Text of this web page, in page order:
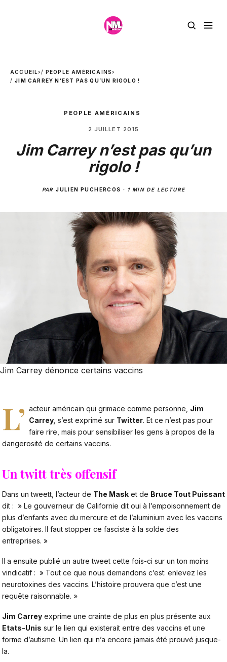
ACCUEIL› PEOPLE AMÉRICAINS›
JIM CARREY N’EST PAS QU’UN RIGOLO !
PEOPLE AMÉRICAINS
2 JUILLET 2015
Jim Carrey n’est pas qu’un
rigolo !
PARJULIEN PUCHERCOS · 1 MIN DE LECTURE
Jim Carrey dénonce certains vaccins
L’ acteur américain qui grimace comme personne, Jim
Carrey, s’est exprimé sur Twitter. Et ce n’est pas pour
faire rire, mais pour sensibiliser les gens à propos de la
dangerosité de certains vaccins.
Un twitt très offensif
Dans untweett, l’acteur de The Mask et de Bruce Tout Puissant
dit : » Le gouverneur de Californie dit oui à l’empoisonnement de
plus d’enfants avec du mercure et de l’aluminium avec les vaccins
obligatoires. Il faut stopper ce fasciste à la solde des
entreprises. »
Il a ensuite publié un autre tweet cette fois-ci sur un ton moins
vindicatif : » Tout ce que nous demandons c’est: enlevez les
neurotoxines des vaccins. L’histoire prouvera que c’est une
requête raisonnable. »
Jim Carrey exprime une crainte de plus en plus présente aux
Etats-Unis sur le lien qui existerait entre des vaccins et une
forme d’autisme. Un lien qui n’a encore jamais été prouvé jusque-
la.